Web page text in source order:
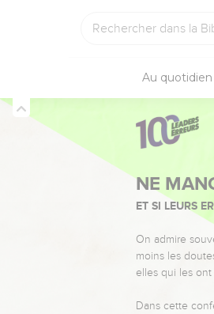
Au quotidien
NE
ET SI LEURS
On admire
moins les
elles qui les ont
Dans cette